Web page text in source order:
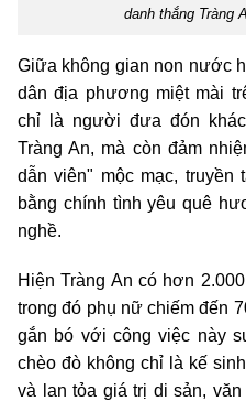
danh thắng Tràng
Giữa không gian non nước
dân địa phương miệt mài
chỉ là người đưa đón
Tràng An, mà còn đảm
dẫn viên" mộc mạc, truyền
bằng chính tình yêu quê
nghề.
Hiện Tràng An có hơn
trong đó phụ nữ chiếm đến
gắn bó với công việc này
chèo đò không chỉ là kế
và lan tỏa giá trị di sản,